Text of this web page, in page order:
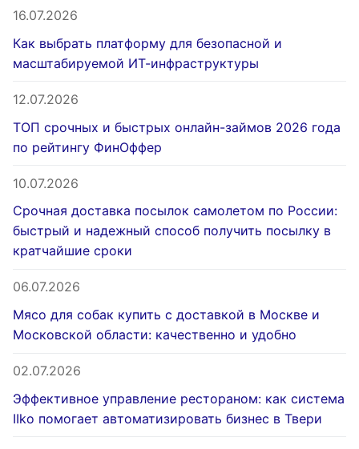
16.07.2026
Как выбрать платформу для безопасной и
масштабируемой ИТ-инфраструктуры
12.07.2026
ТОП срочных и быстрых онлайн-займов 2026 года
по рейтингу ФинОффер
10.07.2026
Срочная доставка посылок самолетом по России:
быстрый и надежный способ получить посылку в
кратчайшие сроки
06.07.2026
Мясо для собак купить с доставкой в Москве и
Московской области: качественно и удобно
02.07.2026
Эффективное управление рестораном: как система
IIko помогает автоматизировать бизнес в Твери